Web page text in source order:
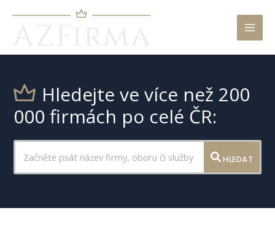
Hledejte ve více než 200
000 firmách po celé ČR:
HLEDAT